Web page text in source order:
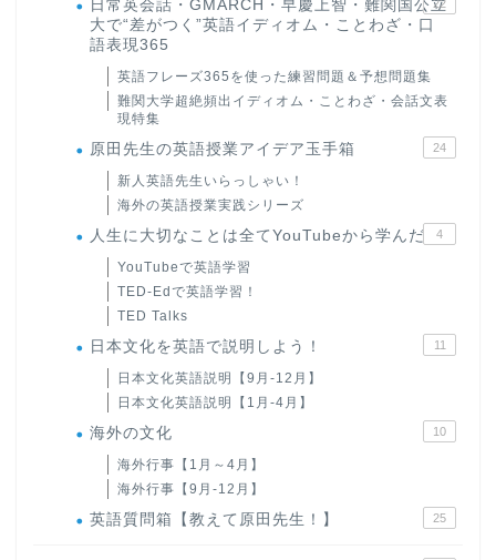
日常英会話・GMARCH・早慶上智・難関国公立
大で“差がつく”英語イディオム・ことわざ・口
語表現365
22
英語フレーズ365を使った練習問題＆予想問題集
難関大学超絶頻出イディオム・ことわざ・会話文表
現特集
原田先生の英語授業アイデア玉手箱 24
新人英語先生いらっしゃい！
海外の英語授業実践シリーズ
人生に大切なことは全てYouTubeから学んだ 4
YouTubeで英語学習
TED-Edで英語学習！
TED Talks
日本文化を英語で説明しよう！ 11
日本文化英語説明【9月-12月】
日本文化英語説明【1月-4月】
海外の文化 10
海外行事【1月～4月】
海外行事【9月-12月】
英語質問箱【教えて原田先生！】 25